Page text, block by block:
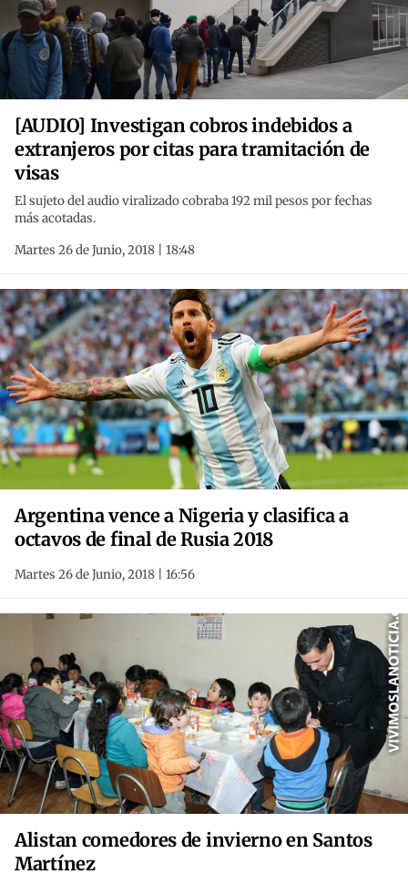
[AUDIO] Investigan cobros indebidos a
extranjeros por citas para tramitación de
visas
El sujeto del audio viralizado cobraba 192 mil pesos por fechas
más acotadas.
Martes 26 de Junio, 2018 | 18:48
Argentina vence a Nigeria y clasifica a
octavos de final de Rusia 2018
Martes 26 de Junio, 2018 | 16:56
Alistan comedores de invierno en Santos
Martínez